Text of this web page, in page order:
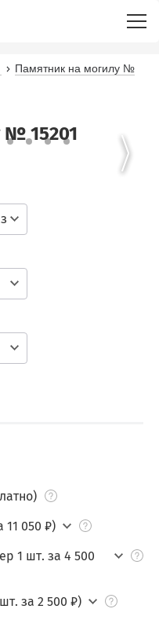
Памятник на могилу №
№ 15201
11 050 ₽)
1 шт. за 4 500
за 2 500 ₽)